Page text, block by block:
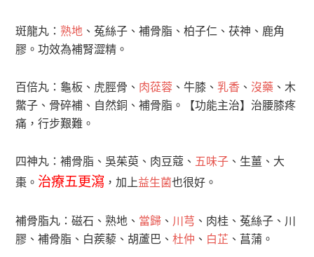
斑龍丸：熟地 、菟絲子、補骨脂、柏子仁、茯神、鹿角
膠。功效為補腎澀精。
百倍丸：龜板、虎脛骨、 肉蓯蓉 、牛膝、 乳香 、沒藥 、木
鱉子、骨碎補、自然銅、補骨脂。【功能主治】治腰膝疼
痛，行步艱難。
四神丸：補骨脂、吳茱萸、肉豆蔻、 五味子 、生薑、大
棗。 治療五更瀉 ，加上益生菌也很好。
補骨脂丸：磁石、熟地、 當歸 、 川芎 、肉桂、菟絲子、川
膠、補骨脂、白蒺藜、胡蘆巴、杜仲 、 白芷 、菖蒲。